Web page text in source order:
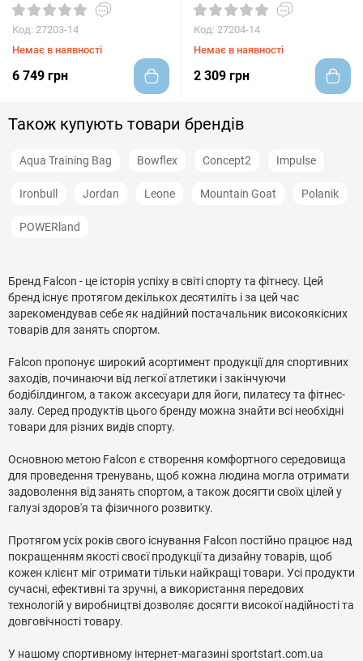
Код: 27203-14
Немає в наявності
6 749 грн
Код: 27204-14
Немає в наявності
2 309 грн
Також купують товари брендів
Aqua Training Bag Bowflex Concept2 Impulse
Ironbull Jordan Leone Mountain Goat Polanik
POWERland
Бренд Falcon - це історія успіху в світі спорту та фітнесу. Цей
бренд існує протягом декількох десятиліть і за цей час
зарекомендував себе як надійний постачальник високоякісних
товарів для занять спортом.
Falcon пропонує широкий асортимент продукції для спортивних
заходів, починаючи від легкої атлетики і закінчуючи
бодібілдингом, а також аксесуари для йоги, пилатесу та фітнес-
залу. Серед продуктів цього бренду можна знайти всі необхідні
товари для різних видів спорту.
Основною метою Falcon є створення комфортного середовища
для проведення тренувань, щоб кожна людина могла отримати
задоволення вiд занять спортом, а також досягти своїх цiлей у
галузi здоров'я та фiзичного розвитку.
Протягом усіх років свого існування Falcon постійно працює над
покращенням якості своєї продукції та дизайну товарів, щоб
кожен клієнт міг отримати тільки найкращі товари. Усі продукти
сучасні, ефективні та зручні, а використання передових
технологій у виробництвi дозволяє досягти високої надiйностi та
довговiчностi товару.
У нашому спортивному інтернет-магазині sportstart.com.ua